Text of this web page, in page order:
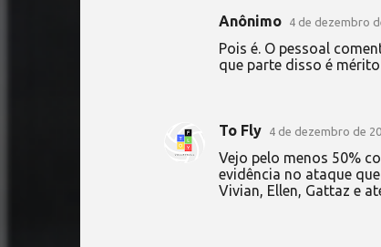
Anônimo
4 de dezembro
Pois é. O pessoal
que parte disso é
To Fly 4 de dezembro de
Vejo pelo menos 50%
evidência no ataque
Vivian, Ellen, Gattaz e